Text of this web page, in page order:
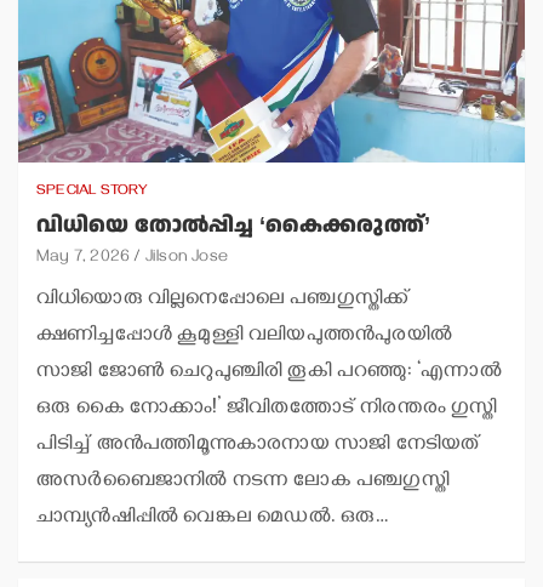
SPECIAL STORY
വിധിയെ തോല്‍പ്പിച്ച ‘കൈക്കരുത്ത്’
May 7, 2026 Jilson Jose
വിധിയൊരു വില്ലനെപ്പോലെ പഞ്ചഗുസ്തിക്ക്
ക്ഷണിച്ചപ്പോള്‍ കൂമുള്ളി വലിയപുത്തന്‍പുരയില്‍
സാജി ജോണ്‍ ചെറുപുഞ്ചിരി തൂകി പറഞ്ഞു: ‘എന്നാല്‍
ഒരു കൈ നോക്കാം!’ ജീവിതത്തോട് നിരന്തരം ഗുസ്തി
പിടിച്ച് അന്‍പത്തിമൂന്നുകാരനായ സാജി നേടിയത്
അസര്‍ബൈജാനില്‍ നടന്ന ലോക പഞ്ചഗുസ്തി
ചാമ്പ്യന്‍ഷിപ്പില്‍ വെങ്കല മെഡല്‍. ഒരു…